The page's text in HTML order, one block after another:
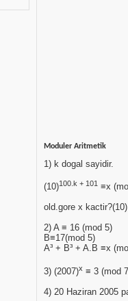
Moduler Aritmetik
1) k dogal sayidir.
(10)100.k + 101 ≡x
old.gore x kactir?(10)
2) A ≡ 16 (mod 5)
B≡17(mod 5)
A³ + B³ + A.B ≡x
3) (2007)x ≡ 3 (mod
4) 20 Haziran 2005